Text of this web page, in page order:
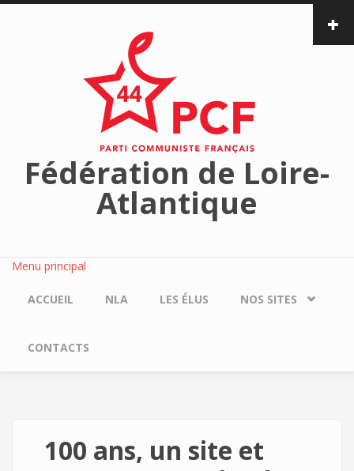
Aller au contenu principal
Fédération de Loire-
Atlantique
Menu principal
ACCUEIL NLA LES ÉLUS NOS SITES
CONTACTS
100 ans, un site et